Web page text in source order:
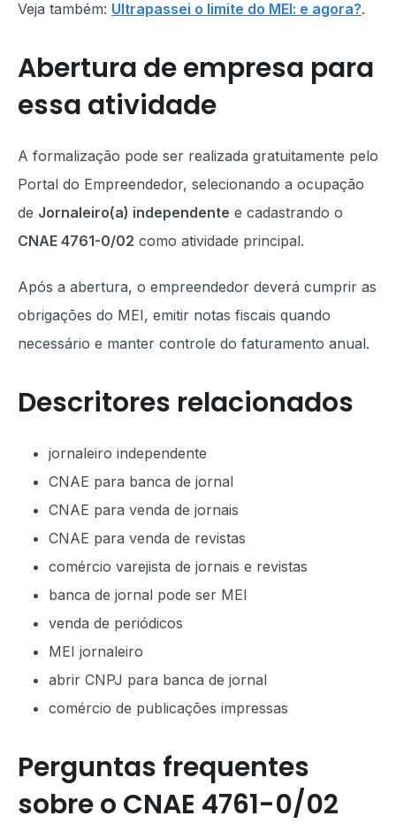
Veja também: Ultrapassei o limite do MEI: e agora?.
Abertura de empresa para
essa atividade
A formalização pode ser realizada gratuitamente pelo
Portal do Empreendedor, selecionando a ocupação
de Jornaleiro(a) independente e cadastrando o
CNAE 4761-0/02 como atividade principal.
Após a abertura, o empreendedor deverá cumprir as
obrigações do MEI, emitir notas fiscais quando
necessário e manter controle do faturamento anual.
Descritores relacionados
jornaleiro independente
CNAE para banca de jornal
CNAE para venda de jornais
CNAE para venda de revistas
comércio varejista de jornais e revistas
banca de jornal pode ser MEI
venda de periódicos
MEI jornaleiro
abrir CNPJ para banca de jornal
comércio de publicações impressas
Perguntas frequentes
sobre o CNAE 4761-0/02